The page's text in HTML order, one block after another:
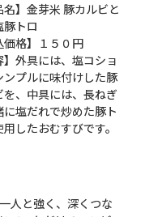
名】金芽米 豚カルビと
トロ
価格】１５０円
】外具には、塩コショ
ンプルに味付けした豚
を、中具には、長ねぎ
に塩だれで炒めた豚ト
したおむすびです。
人と強く、深くつな